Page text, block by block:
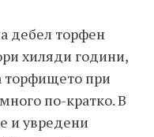
дебел торфен
хиляди години,
торфището при
по-кратко. В
и увредени